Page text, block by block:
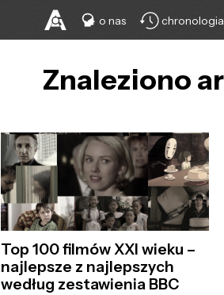
o nas chronologia
Znaleziono
Top 100 filmów XXI wieku –
najlepsze z najlepszych
według zestawienia BBC